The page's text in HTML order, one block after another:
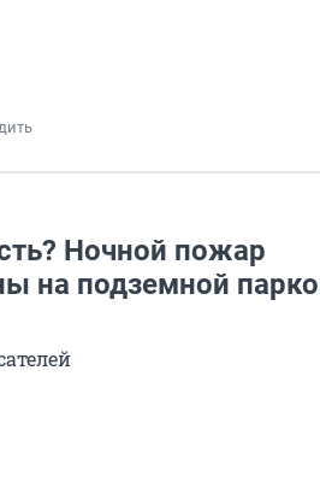
Ночной пожар
на подземной